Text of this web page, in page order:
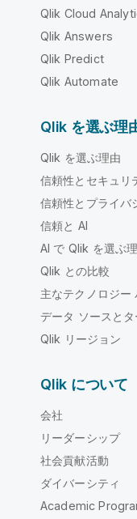
Qlik Cloud
Qlik Answers
Qlik Predict
Qlik Automate
Qlik を選ぶ理
Qlik を選ぶ理由
信頼性とセキュリ
信頼性とプライバ
信頼と AI
AI で Qlik を選ぶ
Qlik との比較
主なテクノロジー
データ ソースとタ
Qlik リージョン
Qlik について
会社
リーダーシップ
社会貢献活動
ダイバーシティ
Academic